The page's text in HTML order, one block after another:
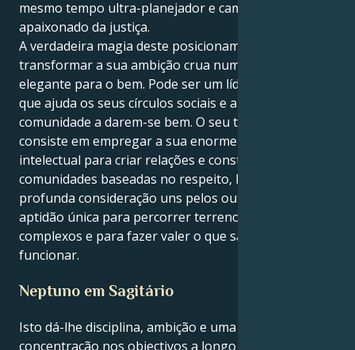
mesmo tempo ultra-planejador e campeão
apaixonado da justiça.
A verdadeira magia deste posicionamento é
transformar a sua ambição crua numa força visível e
elegante para o bem. Pode ser um líder, em público,
que ajuda os seus círculos sociais e a sua
comunidade a darem-se bem. O seu trabalho
consiste em empregar a sua enorme curiosidade
intelectual para criar relações e construir
comunidades baseadas no respeito, baseadas numa
profunda consideração uns pelos outros. Tem uma
aptidão única para percorrer terrenos emocionais
complexos e para fazer valer o que sabe que está a
funcionar.
Neptuno em Sagitário
Isto dá-lhe disciplina, ambição e uma forte
concentração nos objectivos a longo prazo. Os